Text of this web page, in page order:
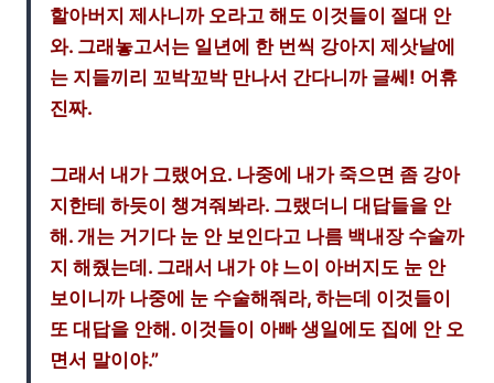
할아버지 제사니까 오라고 해도 이것들이 절대 안
와. 그래놓고서는 일년에 한 번씩 강아지 제삿날에
는 지들끼리 꼬박꼬박 만나서 간다니까 글쎄! 어휴
진짜.
그래서 내가 그랬어요. 나중에 내가 죽으면 좀 강아
지한테 하듯이 챙겨줘봐라. 그랬더니 대답들을 안
해. 개는 거기다 눈 안 보인다고 나름 백내장 수술까
지 해줬는데. 그래서 내가 야 느이 아버지도 눈 안
보이니까 나중에 눈 수술해줘라, 하는데 이것들이
또 대답을 안해. 이것들이 아빠 생일에도 집에 안 오
면서 말이야.”